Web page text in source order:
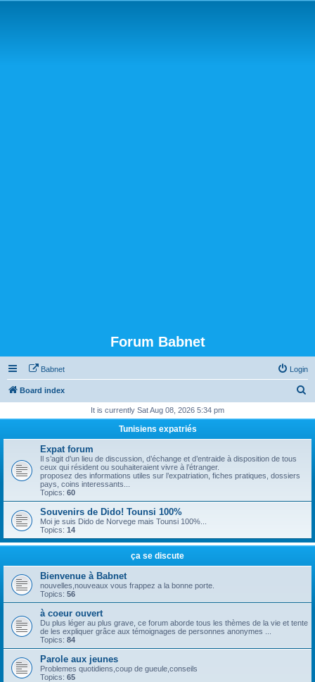
Forum Babnet
Babnet Login
Board index
r
It is currently Sat Aug 08, 2026 5:34 pm
Tunisiens expatriés
Expat forum
Il s’agit d’un lieu de discussion, d’échange et d’entraide à disposition de tous
ceux qui résident ou souhaiteraient vivre à l’étranger.
proposez des informations utiles sur l’expatriation, fiches pratiques, dossiers
pays, coins interessants...
Topics: 60
Souvenirs de Dido! Tounsi 100%
Moi je suis Dido de Norvege mais Tounsi 100%...
Topics: 14
ça se discute
Bienvenue à Babnet
nouvelles,nouveaux vous frappez a la bonne porte.
Topics: 56
à coeur ouvert
Du plus léger au plus grave, ce forum aborde tous les thèmes de la vie et tente
de les expliquer grâce aux témoignages de personnes anonymes ...
Topics: 84
Parole aux jeunes
Problemes quotidiens,coup de gueule,conseils
Topics: 65